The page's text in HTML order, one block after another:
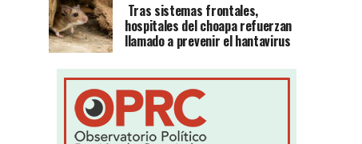
Tras sistemas frontales,
hospitales del choapa refuerzan
llamado a prevenir el hantavirus